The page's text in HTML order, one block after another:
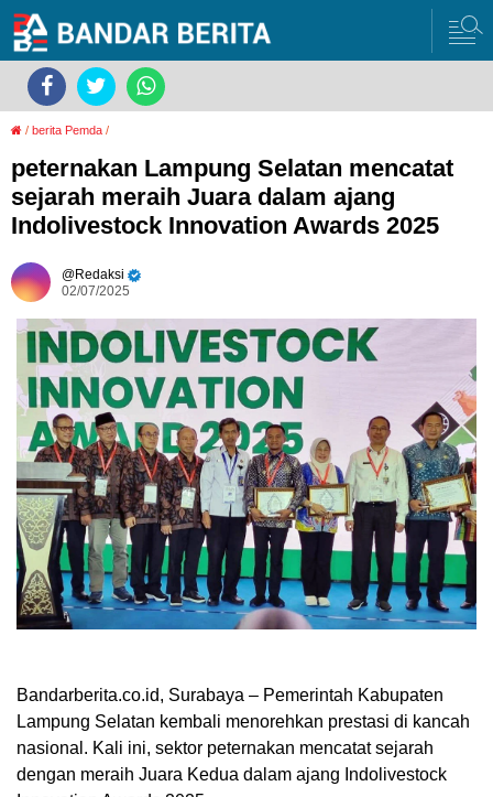
/ berita Pemda /
peternakan Lampung Selatan mencatat
sejarah meraih Juara dalam ajang
Indolivestock Innovation Awards 2025
Redaksi
02/07/2025
Bandarberita.co.id, Surabaya – Pemerintah Kabupaten
Lampung Selatan kembali menorehkan prestasi di kancah
nasional. Kali ini, sektor peternakan mencatat sejarah
dengan meraih Juara Kedua dalam ajang Indolivestock